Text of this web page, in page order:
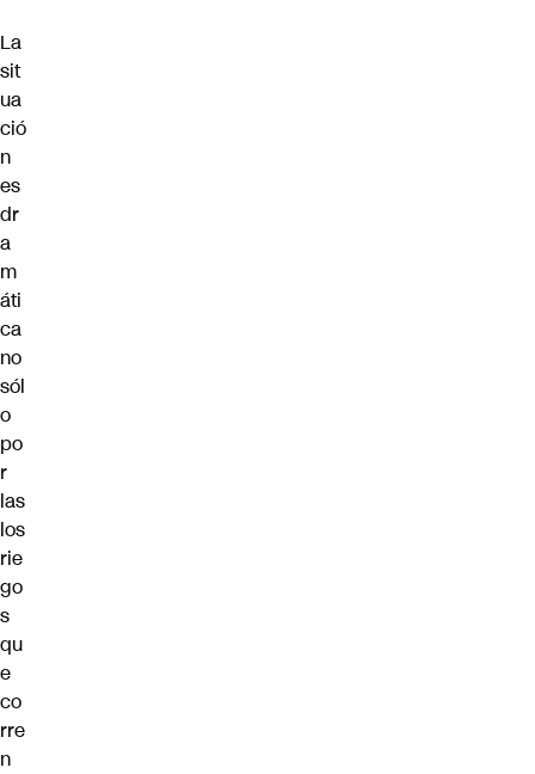
La
sit
ua
ció
n
es
dr
a
m
áti
ca
no
sól
o
po
r
las
los
rie
go
s
qu
e
co
rre
n